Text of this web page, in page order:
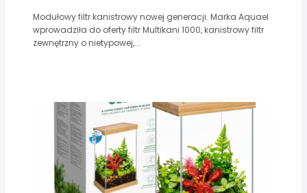
Modułowy filtr kanistrowy nowej generacji. Marka Aquael
wprowadziła do oferty filtr Multikani 1000, kanistrowy filtr
zewnętrzny o nietypowej,...